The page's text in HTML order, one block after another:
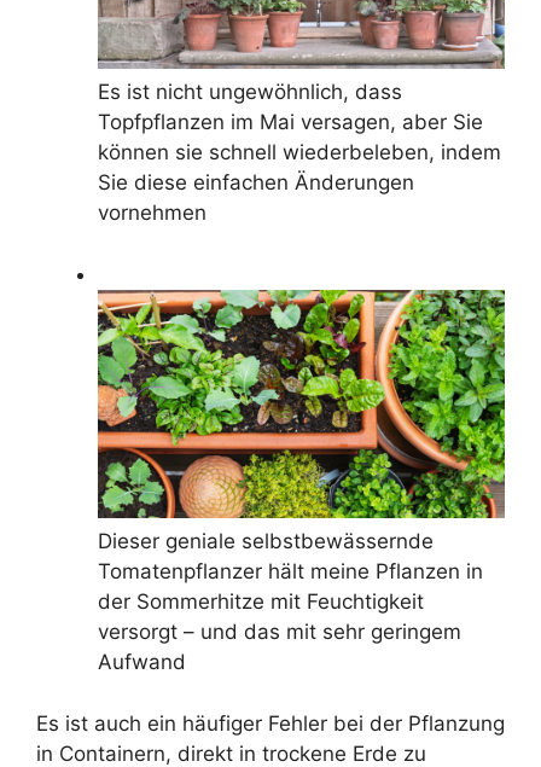
Es ist nicht ungewöhnlich, dass
Topfpflanzen im Mai versagen, aber Sie
können sie schnell wiederbeleben, indem
Sie diese einfachen Änderungen
vornehmen
Dieser geniale selbstbewässernde
Tomatenpflanzer hält meine Pflanzen in
der Sommerhitze mit Feuchtigkeit
versorgt – und das mit sehr geringem
Aufwand
Es ist auch ein häufiger Fehler bei der Pflanzung
in Containern, direkt in trockene Erde zu